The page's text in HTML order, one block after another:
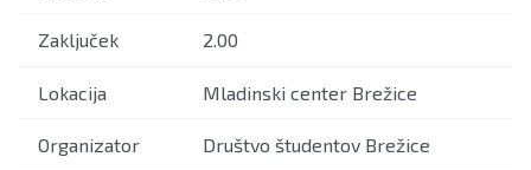
Zaključek 2.00
Lokacija Mladinski center Brežice
Organizator Društvo študentov Brežice